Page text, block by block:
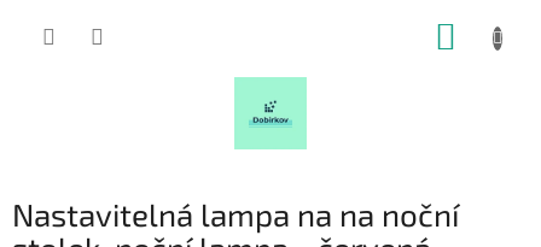
Nastavitelná lampa na na noční